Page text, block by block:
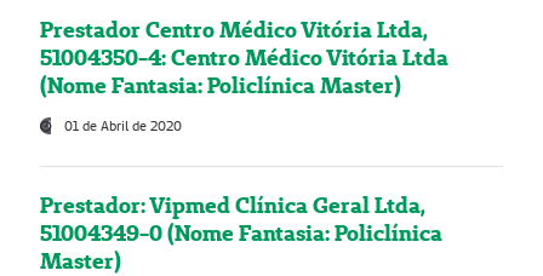
Prestador Centro Médico Vitória Ltda,
51004350-4: Centro Médico Vitória Ltda
(Nome Fantasia: Policlínica Master)
01 de Abril de 2020
Prestador: Vipmed Clínica Geral Ltda,
51004349-0 (Nome Fantasia: Policlínica
Master)